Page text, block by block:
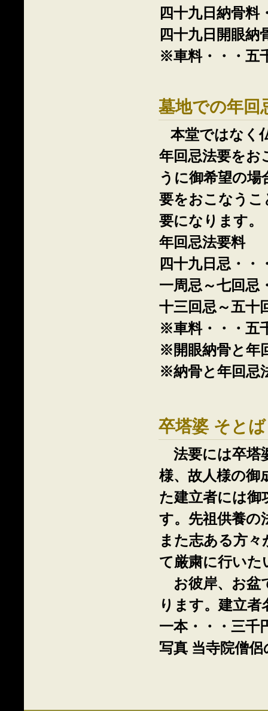
四十九日納骨料
四十九日開眼納
※車料・・・五
墓地での年回
本堂ではなく
年回忌法要をお
うに御希望の場
要をおこなうこ
要になります。
年回忌法要料
四十九日忌・・
一周忌～七回忌
十三回忌～五十
※車料・・・五
※開眼納骨と年
※納骨と年回忌
卒塔婆 そとば
法要には卒塔
様、故人様の御
た建立者には御
す。先祖供養の
また志ある方
て厳粛に行いた
お彼岸、お盆
ります。建立
一本・・・三千
写真 当寺院僧